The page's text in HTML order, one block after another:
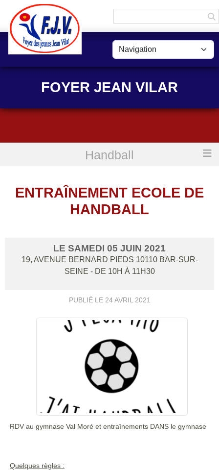
FOYER JEAN VILAR
Handball
Entraînement Ecole de Handball
ENTRAÎNEMENT ECOLE DE
HANDBALL
LE SAMEDI 05 JUIN 2021
19, AVENUE BERNARD PIEDS 10110 BAR-SUR-
SEINE - DE 10H À 11H30
PUBLIÉ LE 24 AVRIL 2021
RDV au gymnase Val Moré et entraînements DANS le gymnase
Quelques règles :
Panneau de gestion des cookies